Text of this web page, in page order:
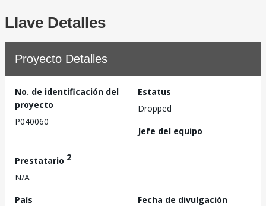
Llave Detalles
Proyecto Detalles
No. de identificación del
proyecto
P040060
Estatus
Dropped
Jefe del equipo
Prestatario 2
N/A
País
Fecha de divulgación